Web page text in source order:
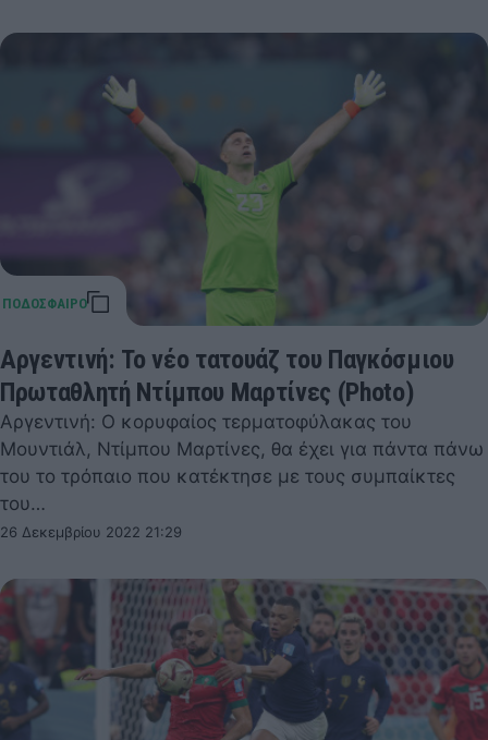
Αργεντινή: Το νέο τατουάζ του Παγκόσμιου
Πρωταθλητή Ντίμπου Μαρτίνες (Photo)
Αργεντινή: Ο κορυφαίος τερματοφύλακας του
Μουντιάλ, Ντίμπου Μαρτίνες, θα έχει για πάντα πάνω
του το τρόπαιο που κατέκτησε με τους συμπαίκτες
του…
26 Δεκεμβρίου 2022 21:29